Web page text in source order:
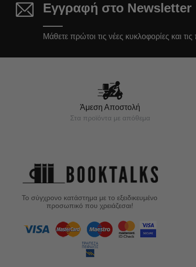
Εγγραφή στο Newsletter
Μάθετε πρώτοι τις νέες κυκλοφορίες και
Άμεση Αποστολή
Στα προϊόντα με απόθεμα
Το σύγχρονο κατάστημα με το εξειδικευμένο
προσωπικό που χρειάζεσαι!